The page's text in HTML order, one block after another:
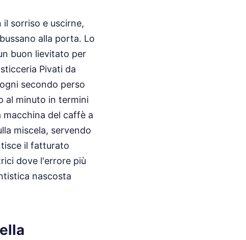
sorriso e uscirne,
alla porta. Lo
buon lievitato per
Pivati da
secondo perso
al minuto in termini
del caffè a
miscela, servendo
il fatturato
dove l'errore più
nascosta